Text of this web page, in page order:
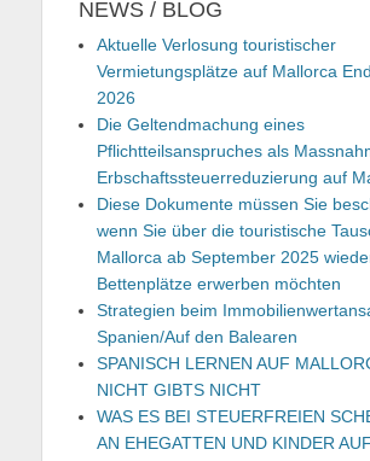
NEWS / BLOG
Aktuelle Verlosung touristischer
Vermietungsplätze auf Mallorca
2026
Die Geltendmachung eines
Pflichtteilsanspruches als
Erbschaftssteuerreduzierung auf
Diese Dokumente müssen Sie
wenn Sie über die touristische
Mallorca ab September 2025
Bettenplätze erwerben möchten
Strategien beim
Spanien/Auf den Balearen
SPANISCH LERNEN AUF
NICHT GIBTS NICHT
WAS ES BEI STEUERFREIEN
AN EHEGATTEN UND KINDER